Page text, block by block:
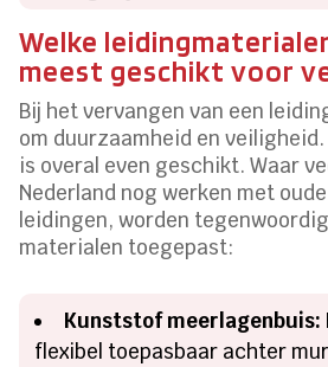
Welke
meest geschikt voor
Bij het vervangen van een
om duurzaamheid en
is overal even geschikt. Waar
Nederland nog werken met
leidingen, worden
materialen toegepast:
Kunststof meerlagenbuis:
flexibel toepasbaar achter